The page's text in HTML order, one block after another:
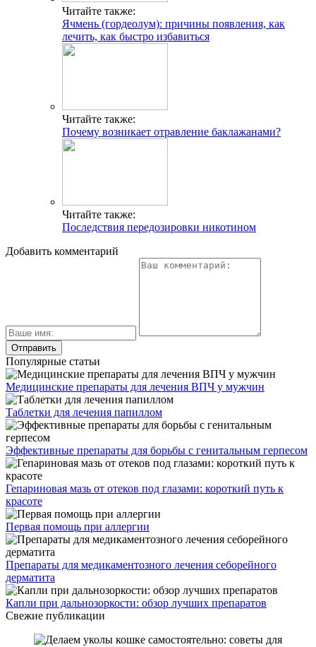
Читайте также:
Ячмень (гордеолум): причины появления, как
лечить, как быстро избавиться
Читайте также:
Почему возникает отравление баклажанами?
Читайте также:
Последствия передозировки никотином
Добавить комментарий
Популярные статьи
Медицинские препараты для лечения ВПЧ у мужчин
Таблетки для лечения папиллом
Эффективные препараты для борьбы с генитальным герпесом
Гепариновая мазь от отеков под глазами: короткий путь к
красоте
Первая помощь при аллергии
Препараты для медикаментозного лечения себорейного
дерматита
Капли при дальнозоркости: обзор лучших препаратов
Свежие публикации